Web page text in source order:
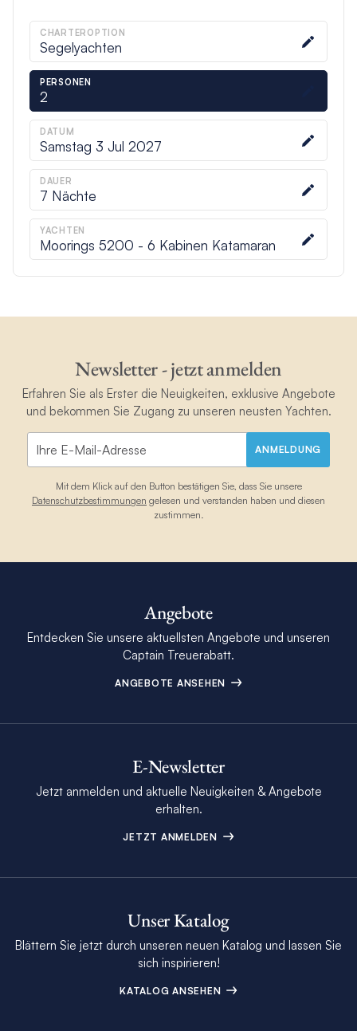
CHARTEROPTION
Segelyachten
PERSONEN
2
DATUM
Samstag 3 Jul 2027
DAUER
7 Nächte
YACHTEN
Moorings 5200 - 6 Kabinen Katamaran
Newsletter - jetzt anmelden
Erfahren Sie als Erster die Neuigkeiten, exklusive Angebote
und bekommen Sie Zugang zu unseren neusten Yachten.
ANMELDUNG
Mit dem Klick auf den Button bestätigen Sie, dass Sie unsere
Datenschutzbestimmungen gelesen und verstanden haben und diesen
zustimmen.
Angebote
Entdecken Sie unsere aktuellsten Angebote und unseren
Captain Treuerabatt.
ANGEBOTE ANSEHEN
E-Newsletter
Jetzt anmelden und aktuelle Neuigkeiten & Angebote
erhalten.
JETZT ANMELDEN
Unser Katalog
Blättern Sie jetzt durch unseren neuen Katalog und lassen Sie
sich inspirieren!
KATALOG ANSEHEN